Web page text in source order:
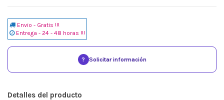
Envio - Gratis !!!
Entrega - 24 - 48 horas !!!
? Solicitar información
Detalles del producto